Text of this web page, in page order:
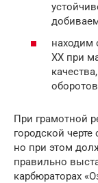
находим
ХХ при
При грамотной
городской
но при этом
правильно
карбюраторах